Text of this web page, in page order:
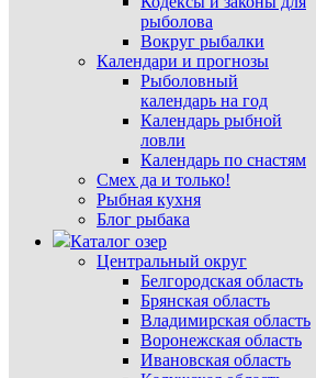
рыболова
Вокруг рыбалки
Календари и прогнозы
Рыболовный
календарь на год
Календарь рыбной
ловли
Календарь по снастям
Смех да и только!
Рыбная кухня
Блог рыбака
Каталог озер
Центральный округ
Белгородская область
Брянская область
Владимирская область
Воронежская область
Ивановская область